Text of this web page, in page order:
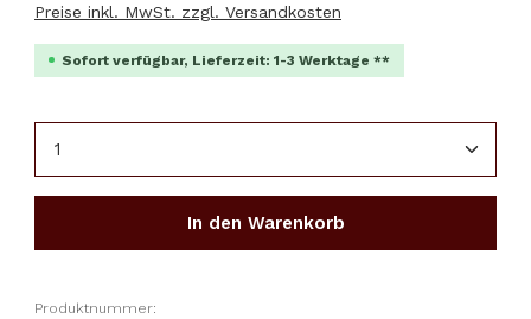
Preise inkl. MwSt. zzgl. Versandkosten
Sofort verfügbar, Lieferzeit: 1-3 Werktage **
In den Warenkorb
Produktnummer: